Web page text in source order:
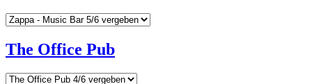
The Office Pub